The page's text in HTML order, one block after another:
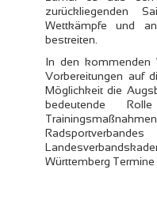
zurückliegenden
Wettkämpfe und
bestreiten.
In den kommenden
Vorbereitungen auf
Möglichkeit die
bedeutende
Württemberg Termine